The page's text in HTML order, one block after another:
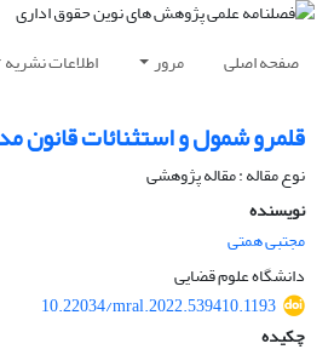
صفحه اصلی مرور اطلاعات نشریه
قلمرو شمول و استثنائات قانون
نوع مقاله : مقاله پژوهشی
نویسنده
مجتبی همتی
دانشگاه علوم قضایی
10.22034/mral.2022.539410.1193
چکیده